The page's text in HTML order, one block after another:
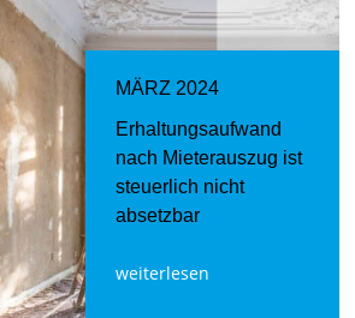
MÄRZ 2024
Erhaltungsaufwand
nach Mieterauszug ist
steuerlich nicht
absetzbar
weiterlesen